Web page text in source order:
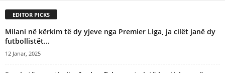
EDITOR PICKS
Milani në kërkim të dy yjeve nga Premier Liga, ja cilët janë dy
futbollistët...
12 Janar, 2025